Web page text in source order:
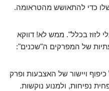
כדי להתאושש מהטראומה.
לזוז בכלל". ממש לא! דווקא
של המפרקים ה"שכנים":
ויישור של האצבעות ופרק
נפיחות, ולמנוע נוקשות.